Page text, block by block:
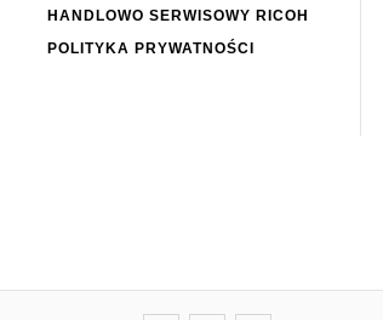
HANDLOWO SERWISOWY RICOH
POLITYKA PRYWATNOŚCI